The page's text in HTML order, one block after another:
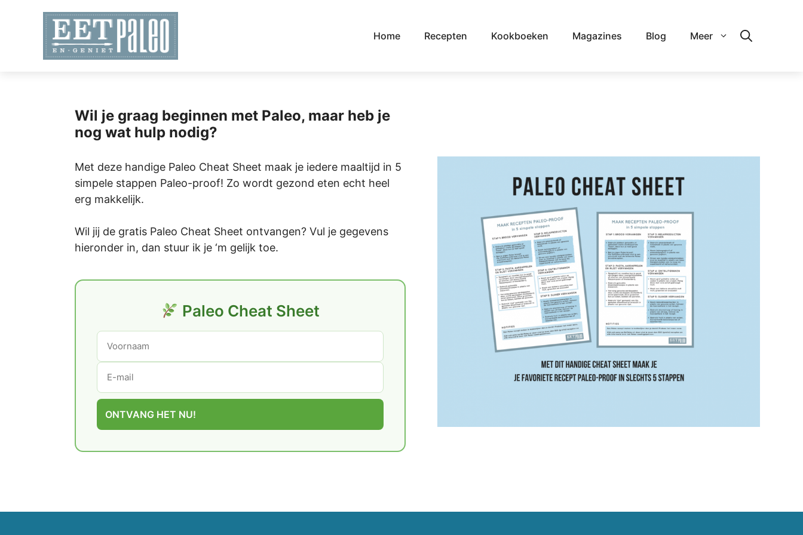
Home Recepten Kookboeken Magazines Blog Meer
Wil je graag beginnen met Paleo, maar heb je
nog wat hulp nodig?
Met deze handige Paleo Cheat Sheet maak je iedere maaltijd in 5
simpele stappen Paleo-proof! Zo wordt gezond eten echt heel
erg makkelijk.
Wil jij de gratis Paleo Cheat Sheet ontvangen? Vul je gegevens
hieronder in, dan stuur ik je ‘m gelijk toe.
Paleo Cheat Sheet